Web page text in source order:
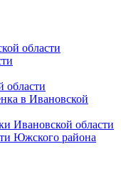
области
области
в Ивановской
Ивановской области
Южского района